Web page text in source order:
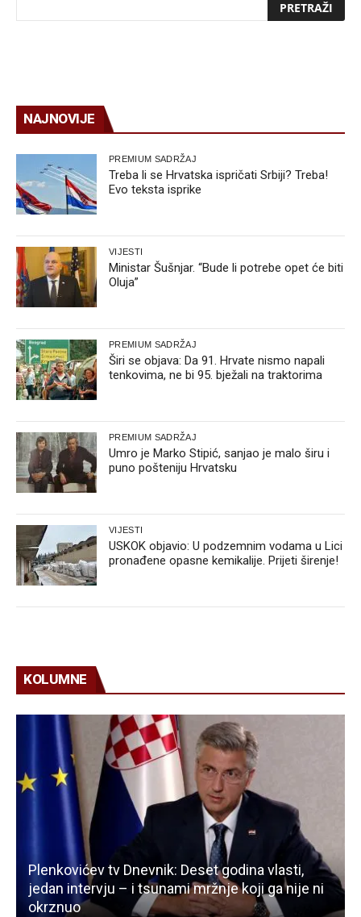
NAJNOVIJE
PREMIUM SADRŽAJ
Treba li se Hrvatska ispričati Srbiji? Treba!
Evo teksta isprike
VIJESTI
Ministar Šušnjar. “Bude li potrebe opet će biti
Oluja”
PREMIUM SADRŽAJ
Širi se objava: Da 91. Hrvate nismo napali
tenkovima, ne bi 95. bježali na traktorima
PREMIUM SADRŽAJ
Umro je Marko Stipić, sanjao je malo širu i
puno pošteniju Hrvatsku
VIJESTI
USKOK objavio: U podzemnim vodama u Lici
pronađene opasne kemikalije. Prijeti širenje!
KOLUMNE
Plenkovićev tv Dnevnik: Deset godina vlasti,
jedan intervju – i tsunami mržnje koji ga nije ni
okrznuo